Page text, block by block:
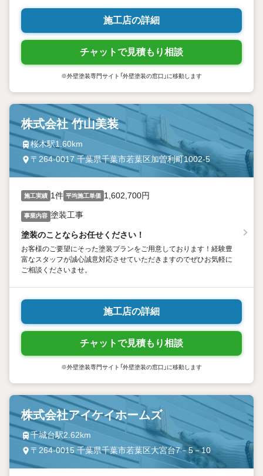
施工店の詳細
チャットで見積もり相談
※外壁塗装専門サイト「外壁塗装の窓口」に移動します
株式会社 竹山美装
桜木駅1.60km
〒264-0017 千葉県千葉市若葉区加曽利町1002-5
施工実績 1件 平均施工単価 1,602,700円
事業内容 塗装工事
塗装のことならお任せください！
お客様のご要望にそった塗装プランをご用意しております！経験豊
富なスタッフが誠心誠意対応させていただきますのでぜひお気軽に
ご相談くださいませ。
施工店の詳細
チャットで見積もり相談
※外壁塗装専門サイト「外壁塗装の窓口」に移動します
株式会社アイケイホームズ
千城台駅2.62km
〒264-0015 千葉県千葉市若葉区大宮台7－5－10